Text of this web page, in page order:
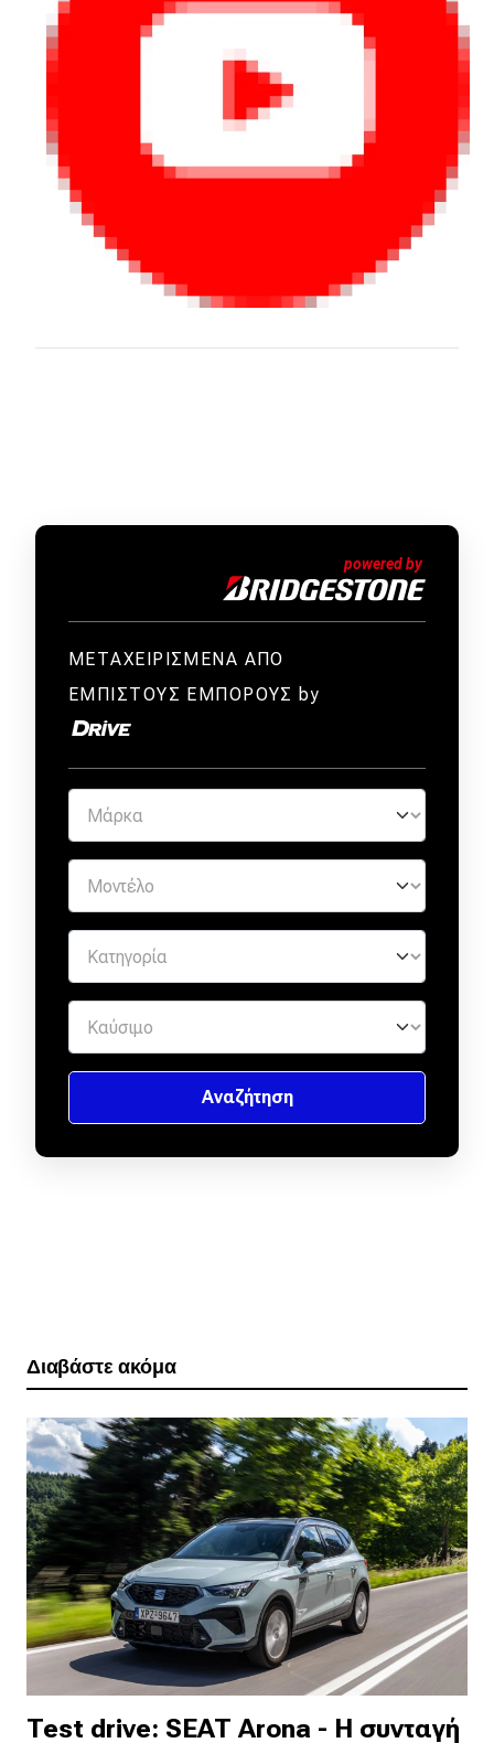
ΜΕΤΑΧΕΙΡΙΣΜΕΝΑ ΑΠΟ
ΕΜΠΙΣΤΟΥΣ ΕΜΠΟΡΟΥΣ by
Διαβάστε ακόμα
Test drive: SEAT Arona - Η συνταγή